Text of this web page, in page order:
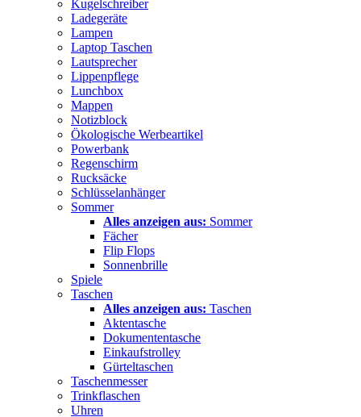
Kugelschreiber
Ladegeräte
Lampen
Laptop Taschen
Lautsprecher
Lippenpflege
Lunchbox
Mappen
Notizblock
Ökologische Werbeartikel
Powerbank
Regenschirm
Rucksäcke
Schlüsselanhänger
Sommer
Alles anzeigen aus: Sommer
Fächer
Flip Flops
Sonnenbrille
Spiele
Taschen
Alles anzeigen aus: Taschen
Aktentasche
Dokumententasche
Einkaufstrolley
Gürteltaschen
Taschenmesser
Trinkflaschen
Uhren